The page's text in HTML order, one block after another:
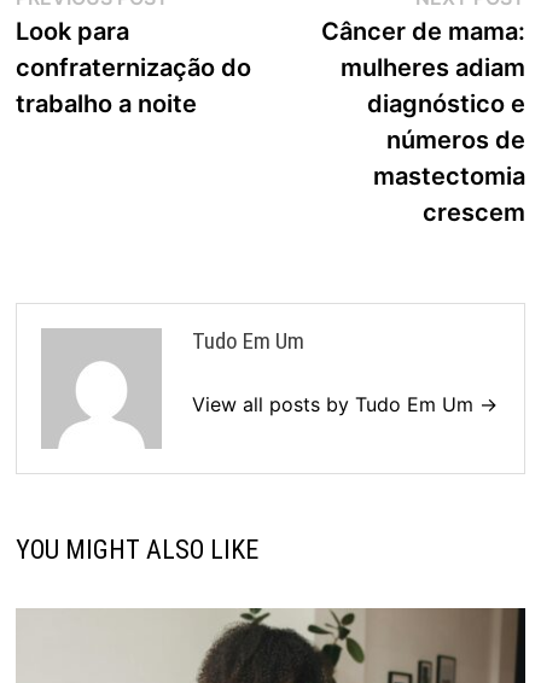
de
Post
Look para
confraternização do
trabalho a noite
Câncer de mama:
mulheres adiam
diagnóstico e
números de
mastectomia
crescem
Tudo Em Um
View all posts by Tudo Em Um →
YOU MIGHT ALSO LIKE